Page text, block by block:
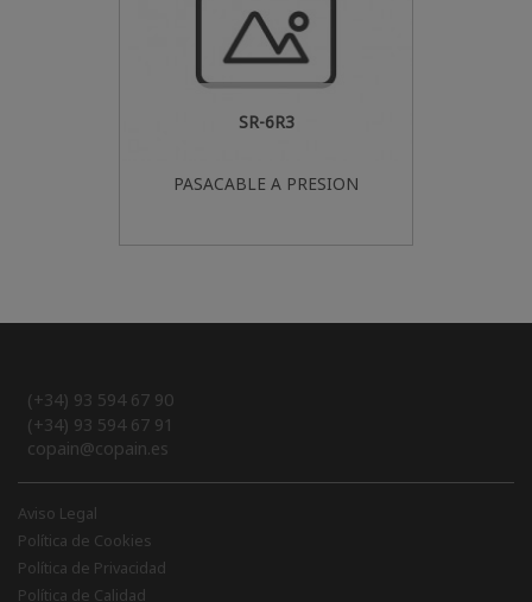
SR-6R3
PASACABLE A PRESION
(+34) 93 594 67 90
(+34) 93 594 67 91
copain@copain.es
Aviso Legal
Política de Cookies
Política de Privacidad
Política de Calidad